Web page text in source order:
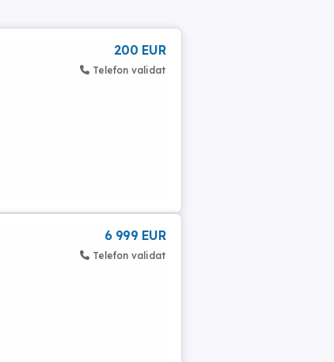
200 EUR
Telefon validat
6 999 EUR
Telefon validat